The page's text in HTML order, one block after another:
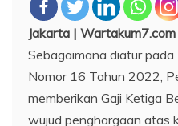
Jakarta | Wartakum7.com
Sebagaimana diatur
Nomor 16 Tahun 2022,
memberikan Gaji Ketiga
wujud penghargaan atas